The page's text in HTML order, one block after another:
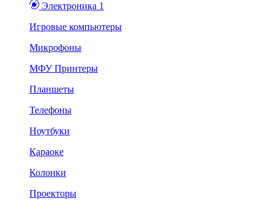
Электроника 1
Игровые компьютеры
Микрофоны
МФУ Принтеры
Планшеты
Телефоны
Ноутбуки
Караоке
Колонки
Проекторы